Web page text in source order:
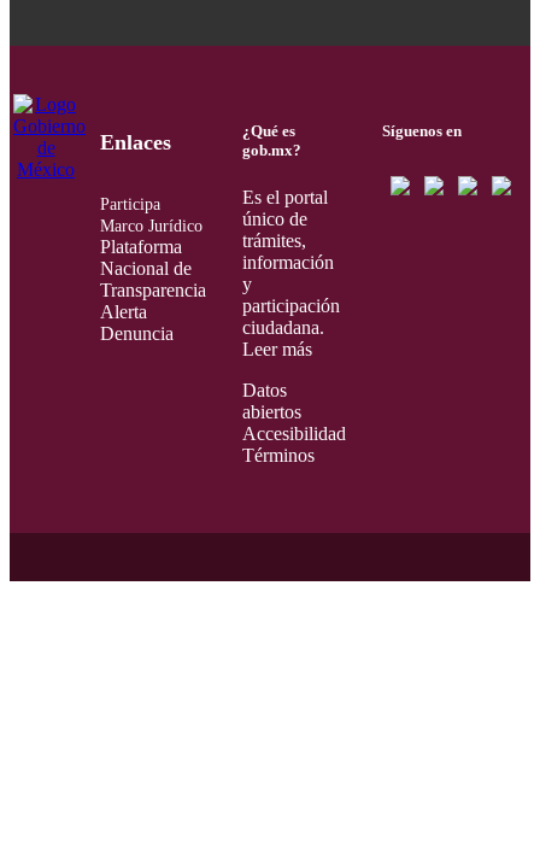
Enlaces
Participa
Marco Jurídico
Plataforma
Nacional de
Transparencia
Alerta
Denuncia
¿Qué es
gob.mx?
Es el portal
único de
trámites,
información
y
participación
ciudadana.
Leer más
Datos
abiertos
Accesibilidad
Términos
Síguenos en